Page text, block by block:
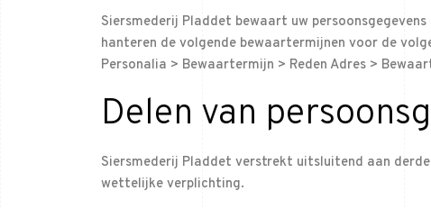
Siersmederij Pladdet bewaart uw
hanteren de volgende bewaartermijnen voor de
Personalia > Bewaartermijn > Reden Adres >
Delen van
Siersmederij Pladdet verstrekt uitsluitend aan
wettelijke verplichting.